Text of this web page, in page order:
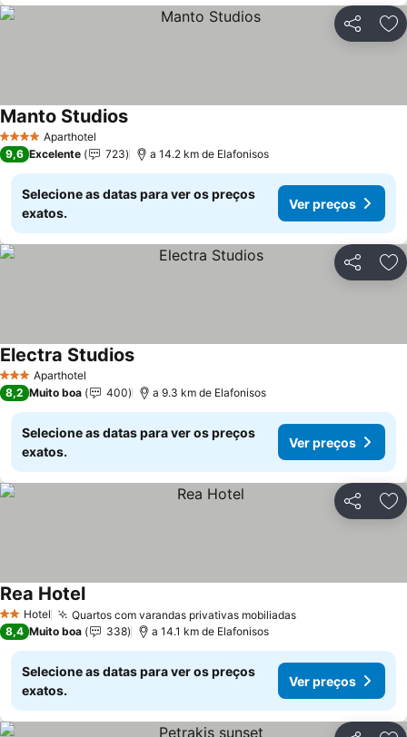
Partilhar
4 EstrelasAparthotel
Manto StudiosVer preços
9,6 Excelente 723 a 14.2 km de Elafonisos
Selecione as datas para ver os preços
exatos.
Ver preços
Partilhar
3 EstrelasAparthotel
Electra StudiosVer preços
8,2 Muito boa 400 a 9.3 km de Elafonisos
Selecione as datas para ver os preços
exatos.
Ver preços
Partilhar
2 Estrelas
Hotel Quartos com varandas privativas mobiliadasVer preços
Rea HotelVer preços
8,4 Muito boa 338 a 14.1 km de Elafonisos
Selecione as datas para ver os preços
exatos.
Ver preços